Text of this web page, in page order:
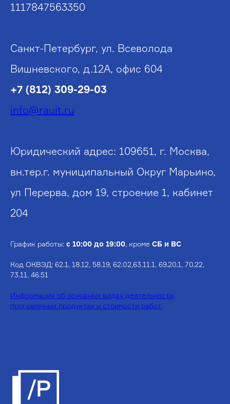
1117847563350
Санкт-Петербург, ул. Всеволода
Вишневского, д.12А, офис 604
+7 (812) 309-29-03
info@rauit.ru
Юридический адрес: 109651, г. Москва,
вн.тер.г. муниципальный Округ Марьино,
ул Перерва, дом 19, строение 1, кабинет
204
График работы: с 10:00 до 19:00, кроме СБ и ВС
Код ОКВЭД: 62.1, 18.12, 58.19, 62.02,63.11.1, 69.20.1, 70.22,
73.11, 46.51
Информация об основных видах деятельности,
программных продуктах и стоимости работ.